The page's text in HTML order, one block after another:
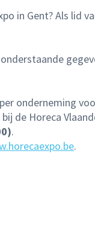
in Gent? Als lid
onderneming
de Horeca
.
.